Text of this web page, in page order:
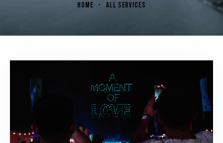
HOME ALL SERVICES